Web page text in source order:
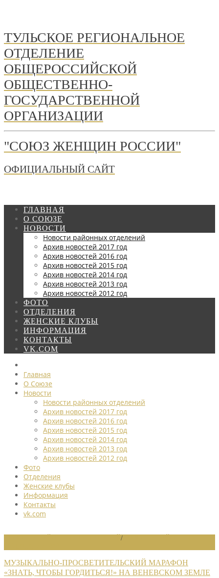
ТУЛЬСКОЕ РЕГИОНАЛЬНОЕ
ОТДЕЛЕНИЕ
ОБЩЕРОССИЙСКОЙ
ОБЩЕСТВЕННО-
ГОСУДАРСТВЕННОЙ
ОРГАНИЗАЦИИ
"СОЮЗ ЖЕНЩИН РОССИИ"
ОФИЦИАЛЬНЫЙ САЙТ
ГЛАВНАЯ
О СОЮЗЕ
НОВОСТИ
Новости районных отделений
Архив новостей 2017 год
Архив новостей 2016 год
Архив новостей 2015 год
Архив новостей 2014 год
Архив новостей 2013 год
Архив новостей 2012 год
ФОТО
ОТДЕЛЕНИЯ
ЖЕНСКИЕ КЛУБЫ
ИНФОРМАЦИЯ
КОНТАКТЫ
VK.COM
Главная
О Союзе
Новости
Новости районных отделений
Архив новостей 2017 год
Архив новостей 2016 год
Архив новостей 2015 год
Архив новостей 2014 год
Архив новостей 2013 год
Архив новостей 2012 год
Фото
Отделения
Женские клубы
Информация
Контакты
vk.com
/
МУЗЫКАЛЬНО-ПРОСВЕТИТЕЛЬСКИЙ МАРАФОН
«ЗНАТЬ, ЧТОБЫ ГОРДИТЬСЯ!» НА ВЕНЕВСКОМ ЗЕМЛЕ